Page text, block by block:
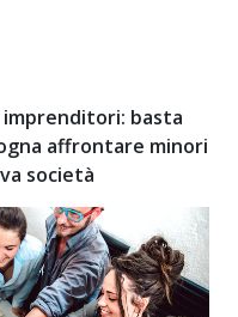
basta
affrontare minori
società